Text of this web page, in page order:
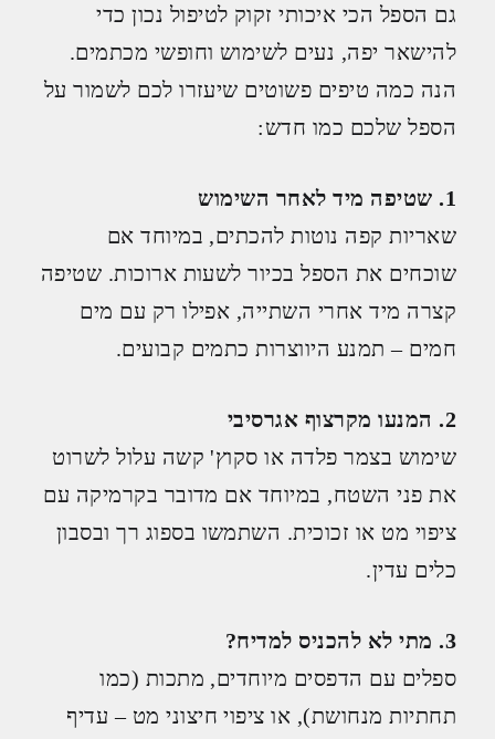
גם הספל הכי איכותי זקוק לטיפול נכון כדי
להישאר יפה, נעים לשימוש וחופשי מכתמים.
הנה כמה טיפים פשוטים שיעזרו לכם לשמור על
הספל שלכם כמו חדש:
שאריות קפה נוטות להכתים, במיוחד אם
שוכחים את הספל בכיור לשעות ארוכות. שטיפה
קצרה מיד אחרי השתייה, אפילו רק עם מים
חמים – תמנע היווצרות כתמים קבועים.
שימוש בצמר פלדה או סקוץ' קשה עלול לשרוט
את פני השטח, במיוחד אם מדובר בקרמיקה עם
ציפוי מט או זכוכית. השתמשו בספוג רך ובסבון
כלים עדין.
ספלים עם הדפסים מיוחדים, מתכות (כמו
תחתיות מנחושת), או ציפוי חיצוני מט – עדיף